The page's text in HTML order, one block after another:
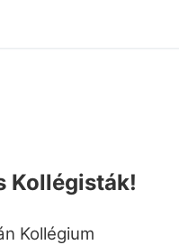
Kollégisták!
Kollégium